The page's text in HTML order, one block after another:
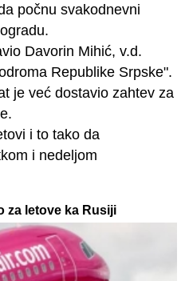
počnu svakodnevni
Davorin Mihić, v.d.
Republike Srpske".
je već dostavio zahtev za
i to tako da
i nedeljom
za letove ka Rusiji